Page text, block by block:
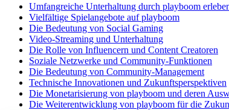
Umfangreiche Unterhaltung durch playboom
Vielfältige Spielangebote auf playboom
Die Bedeutung von Social Gaming
Video-Streaming und Unterhaltung
Die Rolle von Influencern und Content Creatoren
Soziale Netzwerke und Community-Funktionen
Die Bedeutung von Community-Management
Technische Innovationen und Zukunftsperspektiven
Die Monetarisierung von playboom und deren
Die Weiterentwicklung von playboom für die